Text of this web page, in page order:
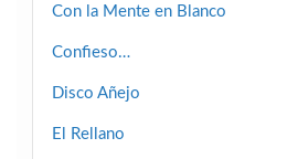
Con la Mente en Blanco
Confieso…
Disco Añejo
El Rellano